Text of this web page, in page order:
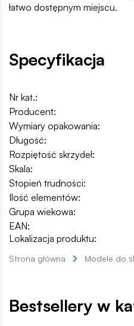
łatwo dostępnym miejscu.
Specyfikacja
Nr kat.:
Producent:
Wymiary opakowania:
Długość:
Rozpiętość skrzydeł:
Skala:
Stopień trudności:
Ilość elementów:
Grupa wiekowa:
EAN:
Lokalizacja produktu:
Strona główna Modele do
Bestsellery w